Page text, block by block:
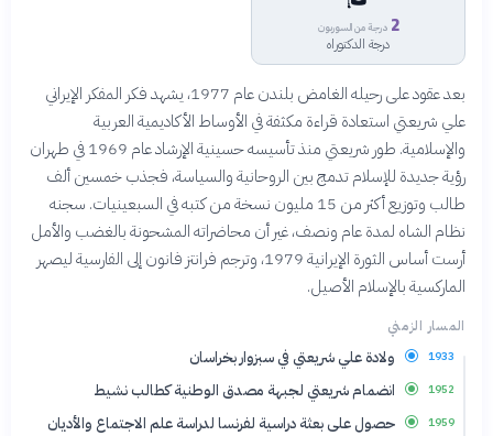
2 درجة من السوربون
درجة الدكتوراه
بعد عقود على رحيله الغامض بلندن عام 1977، يشهد فكر المفكر الإيراني
علي شريعتي استعادة قراءة مكثفة في الأوساط الأكاديمية العربية
والإسلامية. طور شريعتي منذ تأسيسه حسينية الإرشاد عام 1969 في طهران
رؤية جديدة للإسلام تدمج بين الروحانية والسياسة، فجذب خمسين ألف
طالب وتوزيع أكثر من 15 مليون نسخة من كتبه في السبعينيات. سجنه
نظام الشاه لمدة عام ونصف، غير أن محاضراته المشحونة بالغضب والأمل
أرست أساس الثورة الإيرانية 1979، وترجم فرانتز فانون إلى الفارسية ليصهر
الماركسية بالإسلام الأصيل.
المسار الزمني
1933 ولادة علي شريعتي في سبزوار بخراسان
1952 انضمام شريعتي لجبهة مصدق الوطنية كطالب نشيط
1959 حصول على بعثة دراسية لفرنسا لدراسة علم الاجتماع والأديان